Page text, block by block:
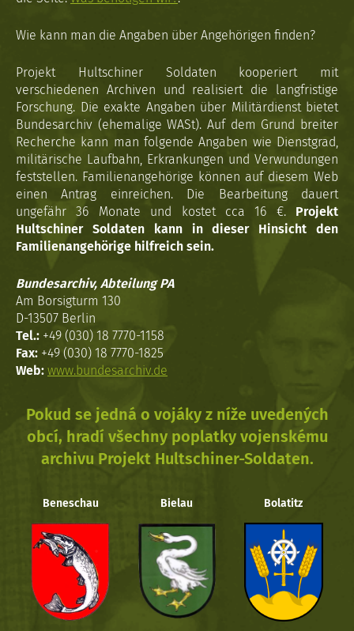
Wie kann man die Angaben über Angehörigen finden?
Projekt Hultschiner Soldaten kooperiert mit
verschiedenen Archiven und realisiert die langfristige
Forschung. Die exakte Angaben über Militärdienst bietet
Bundesarchiv (ehemalige WASt). Auf dem Grund breiter
Recherche kann man folgende Angaben wie Dienstgrad,
militärische Laufbahn, Erkrankungen und Verwundungen
feststellen. Familienangehörige können auf diesem Web
einen Antrag einreichen. Die Bearbeitung dauert
ungefähr 36 Monate und kostet cca 16 €. Projekt
Hultschiner Soldaten kann in dieser Hinsicht den
Familienangehörige hilfreich sein.
Bundesarchiv, Abteilung PA
Am Borsigturm 130
D-13507 Berlin
Tel.: +49 (030) 18 7770-1158
Fax: +49 (030) 18 7770-1825
Web: www.bundesarchiv.de
Pokud se jedná o vojáky z níže uvedených
obcí, hradí všechny poplatky vojenskému
archivu Projekt Hultschiner-Soldaten.
Beneschau Bielau Bolatitz